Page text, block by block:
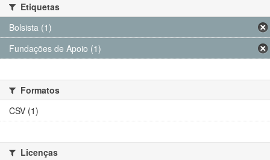
Etiquetas
Bolsista (1)
Fundações de Apoio (1)
Formatos
CSV (1)
Licenças